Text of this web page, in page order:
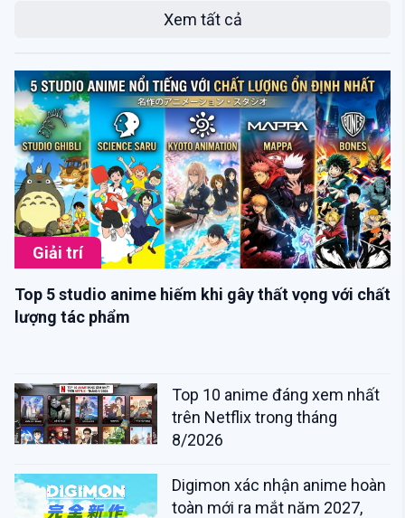
Xem tất cả
Giải trí
Top 5 studio anime hiếm khi gây thất vọng với chất
lượng tác phẩm
Top 10 anime đáng xem nhất
trên Netflix trong tháng
8/2026
Digimon xác nhận anime hoàn
toàn mới ra mắt năm 2027,